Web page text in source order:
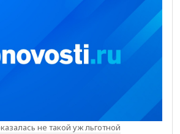
не такой уж льготной